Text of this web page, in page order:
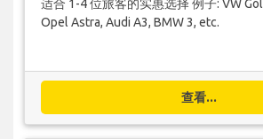
适合 1-4 位旅客的实惠选择 例子: VW
Opel Astra, Audi A3, BMW 3, etc.
查看...